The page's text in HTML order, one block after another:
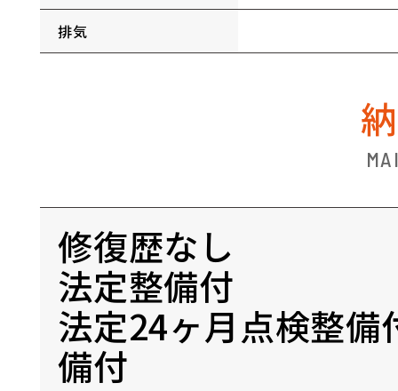
排気
修復歴なし
法定整備付
法定24ヶ月点検整
備付